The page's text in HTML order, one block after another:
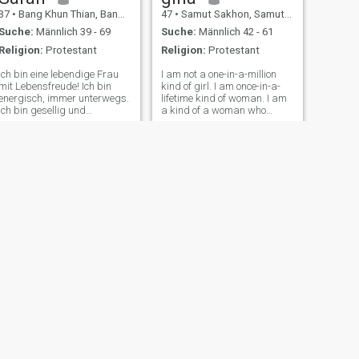
akzeptiert zu werden für
das, was ich wirklich bin.
Wenn du hinter die Tinte
blickst, findest du eine
warme Seele, die bereit ist,
lieben, zu unterstützen und
zu wachsen.
• Bang Khun Thian, Bangkok, Thailand
Suche: Männlich 39 - 69
Religion: Protestant
Ich bin eine lebendige Frau
mit Lebensfreude! Ich bin
immer unterwegs.
Ich bin gesellig und
47 • Samut Sakhon, Samut Sakhon, Thailand
Suche: Männlich 42 - 61
Religion: Protestant
I am not a one-in-a-million
kind of girl. I am once-in-a-
lifetime kind of woman. I am
a kind of a woman who